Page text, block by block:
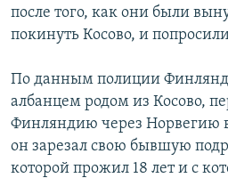
после того, как они были
покинуть Косово, и
По данным полиции
албанцем родом из Косово,
Финляндию через Норвегию в
он зарезал свою бывшую
которой прожил 18 лет и с